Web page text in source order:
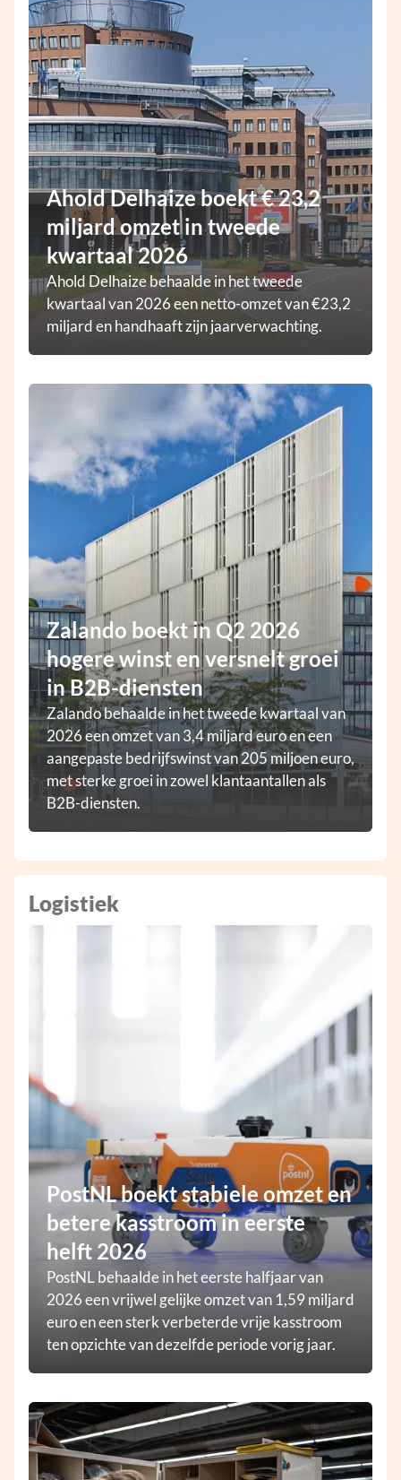
Ahold Delhaize boekt € 23,2
miljard omzet in tweede
kwartaal 2026
Ahold Delhaize behaalde in het tweede
kwartaal van 2026 een netto-omzet van €23,2
miljard en handhaaft zijn jaarverwachting.
Zalando boekt in Q2 2026
hogere winst en versnelt groei
in B2B-diensten
Zalando behaalde in het tweede kwartaal van
2026 een omzet van 3,4 miljard euro en een
aangepaste bedrijfswinst van 205 miljoen euro,
met sterke groei in zowel klantaantallen als
B2B-diensten.
Logistiek
PostNL boekt stabiele omzet en
betere kasstroom in eerste
helft 2026
PostNL behaalde in het eerste halfjaar van
2026 een vrijwel gelijke omzet van 1,59 miljard
euro en een sterk verbeterde vrije kasstroom
ten opzichte van dezelfde periode vorig jaar.